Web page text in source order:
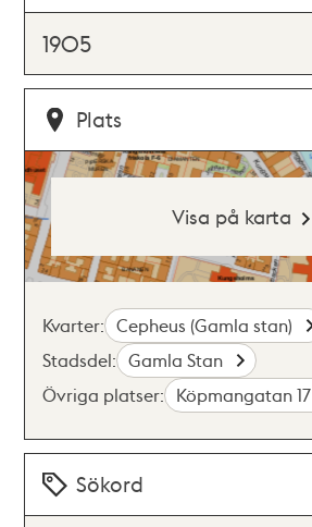
1905
Plats
Visa på karta
Kvarter: Cepheus (Gamla stan)
Stadsdel: Gamla Stan
Övriga platser: Köpmangatan 17
Sökord